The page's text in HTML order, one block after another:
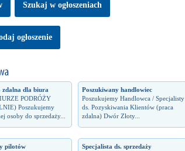
Szukaj w ogłoszeniach
ogłoszenie
zdalna dla biura
PODRÓŻY
Poszukujemy
osoby do sprzedaży...
Poszukiwany handlowiec
Poszukujemy Handlowca / Specjalisty
ds. Pozyskiwania Klientów (praca
zdalna) Dwór Złoty...
pilotów
Specjalista ds. sprzedaży